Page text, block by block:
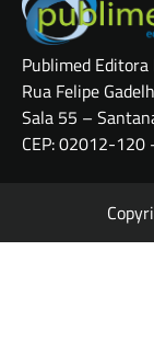
Publimed Editora
Rua Felipe
Sala 55 –
CEP: 02012-120